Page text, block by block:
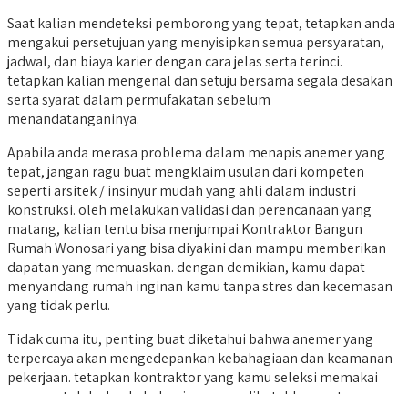
Saat kalian mendeteksi pemborong yang tepat, tetapkan anda
mengakui persetujuan yang menyisipkan semua persyaratan,
jadwal, dan biaya karier dengan cara jelas serta terinci.
tetapkan kalian mengenal dan setuju bersama segala desakan
serta syarat dalam permufakatan sebelum
menandatanganinya.
Apabila anda merasa problema dalam menapis anemer yang
tepat, jangan ragu buat mengklaim usulan dari kompeten
seperti arsitek / insinyur mudah yang ahli dalam industri
konstruksi. oleh melakukan validasi dan perencanaan yang
matang, kalian tentu bisa menjumpai Kontraktor Bangun
Rumah Wonosari yang bisa diyakini dan mampu memberikan
dapatan yang memuaskan. dengan demikian, kamu dapat
menyandang rumah inginan kamu tanpa stres dan kecemasan
yang tidak perlu.
Tidak cuma itu, penting buat diketahui bahwa anemer yang
terpercaya akan mengedepankan kebahagiaan dan keamanan
pekerjaan. tetapkan kontraktor yang kamu seleksi memakai